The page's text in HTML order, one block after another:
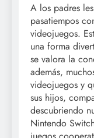
A los padres
pasatiempos
videojuegos.
una forma
se valora la
además,
videojuegos y
sus hijos,
descubriendo
Nintendo